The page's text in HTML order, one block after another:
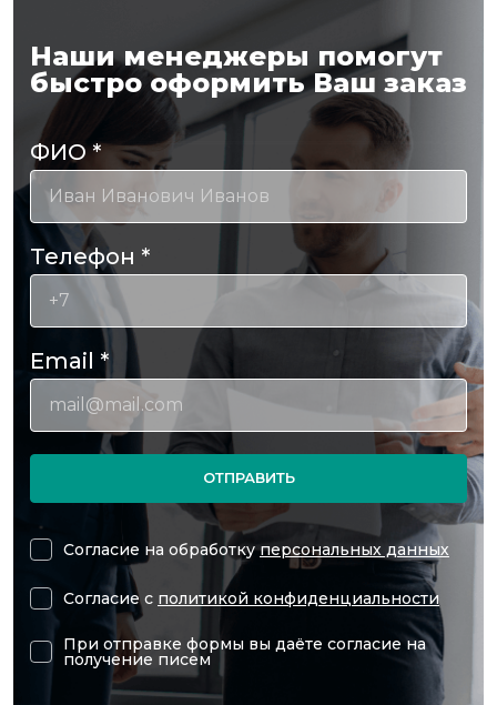
Наши менеджеры помогут
быстро оформить Ваш заказ
ФИО*
Телефон *
Email *
ОТПРАВИТЬ
Согласие на обработкуперсональных данных
Согласие с политикой конфиденциальности
При отправке формы вы даёте согласие на
получение писем